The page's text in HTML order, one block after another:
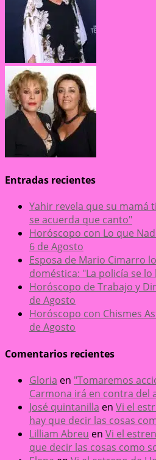
Entradas recientes
Yahir revela que su mamá
se acuerda que canto"
Horóscopo con Lo que
6 de Agosto
Esposa de Mario Cimarro
doméstica: "La policía se lo
Horóscopo de Trabajo y
de Agosto
Horóscopo con Chismes
de Agosto
Comentarios recientes
Gloria en "Tomaremos
Carmona irá en contra del
José quintanilla en Vi el
hay que decir las cosas
Lilliam Abreu en Vi el
que decir las cosas como